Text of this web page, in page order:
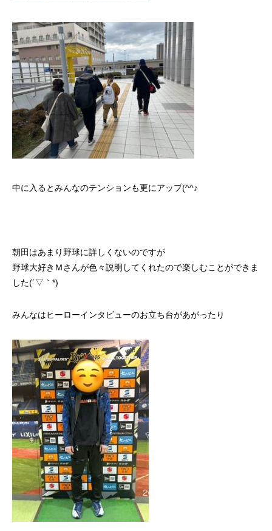
中に入るとみんなのテンションも更にアップ(^^♪
朝田はあまり野球に詳しくないのですが
野球大好きＭさんが色々説明してくれたので楽しむことができま
した(´▽｀*)
みんなはヒーローインタビューのお立ち台があがったり